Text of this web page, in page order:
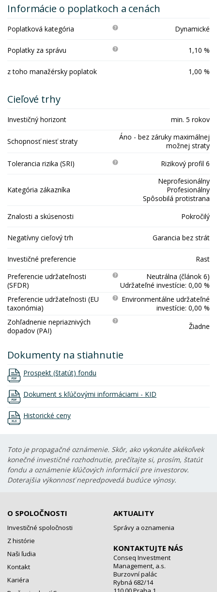
Informácie o poplatkoch a cenách
Poplatková kategória Dynamické
Poplatky za správu 1,10 %
z toho manažérsky poplatok 1,00 %
Cieľové trhy
Investičný horizont min. 5 rokov
Schopnosť niesť straty
Áno - bez záruky maximálnej
možnej straty
Tolerancia rizika (SRI)
Rizikový profil 6
Kategória zákazníka
Neprofesionálny
Profesionálny
Spôsobilá protistrana
Znalosti a skúsenosti
Pokročilý
Negatívny cieľový trh Garancia bez strát
Investičné preferencie
Rast
Preferencie udržateľnosti
(SFDR)
Neutrálna (článok 6)
Udržateľné investície: 0,00 %
Preferencie udržateľnosti (EU
taxonómia)
Environmentálne udržateľné
investície: 0,00 %
Zohľadnenie nepriaznivých
dopadov (PAI)
Žiadne
Dokumenty na stiahnutie
Prospekt (štatút) fondu
Dokument s kľúčovými informáciami - KID
Historické ceny
Toto je propagačné oznámenie. Skôr, ako vykonáte akékoľvek
konečné investičné rozhodnutie, prečítajte si, prosím, štatút
fondu a oznámenie kľúčových informácií pre investorov.
Doterajšia výkonnosť nepredpovedá budúce výnosy.
O SPOLOČNOSTI
Investičné spoločnosti
Z histórie
Naši ľudia
Kontakt
Kariéra
AKTUALITY
Správy a oznamenia
KONTAKTUJTE NÁS
Conseq Investment
Management, a.s.
Burzovní palác
Rybná 682/14